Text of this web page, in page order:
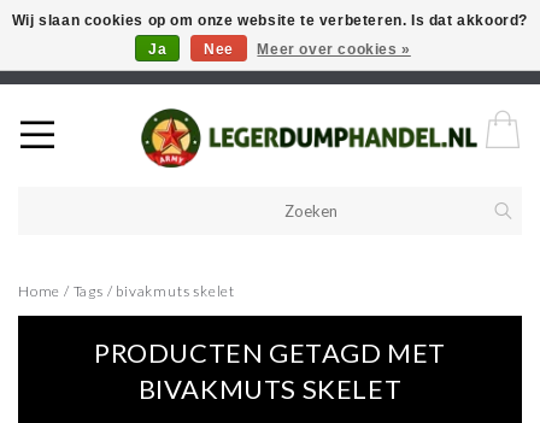
Welkom in onze webshop! Als u een product zoekt en deze niet kan
vinden in de webwinkel, neem vooral contact op!
Home / Tags / bivakmuts skelet
PRODUCTEN GETAGD MET
BIVAKMUTS SKELET
Wij slaan cookies op om onze website te verbeteren. Is dat akkoord?
Ja
Nee Meer over cookies »